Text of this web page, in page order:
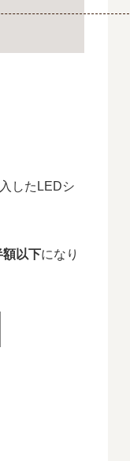
したLEDシ
額以下になり